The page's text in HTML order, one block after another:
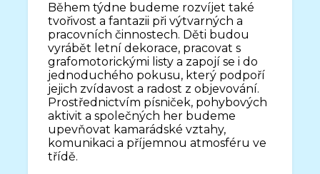
Během týdne budeme rozvíjet také
tvořivost a fantazii při výtvarných a
pracovních činnostech. Děti budou
vyrábět letní dekorace, pracovat s
grafomotorickými listy a zapojí se i do
jednoduchého pokusu, který podpoří
jejich zvídavost a radost z objevování.
Prostřednictvím písniček, pohybových
aktivit a společných her budeme
upevňovat kamarádské vztahy,
komunikaci a příjemnou atmosféru ve
třídě.